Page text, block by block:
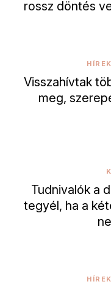
rossz döntés
Visszahívtak
meg,
Tudnivalók a
tegyél, ha a